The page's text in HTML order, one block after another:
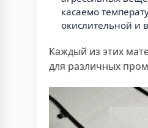
касаемо
окислительной и
Каждый из этих
для различных